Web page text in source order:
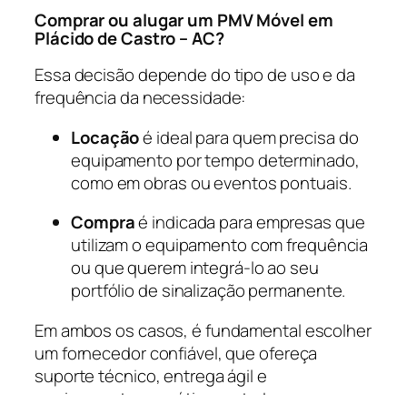
Comprar ou alugar um PMV Móvel em
Plácido de Castro – AC?
Essa decisão depende do tipo de uso e da
frequência da necessidade:
Locaçãoé ideal para quem precisa do
equipamento por tempo determinado,
como em obras ou eventos pontuais.
Compraé indicada para empresas que
utilizam o equipamento com frequência
ou que querem integrá-lo ao seu
portfólio de sinalização permanente.
Em ambos os casos, é fundamental escolher
um fornecedor confiável, que ofereça
suporte técnico, entrega ágil e